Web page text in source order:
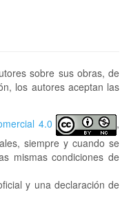
sobre sus obras, de
los autores aceptan las
4.0
,
siempre y cuando se
mismas condiciones de
y una declaración de